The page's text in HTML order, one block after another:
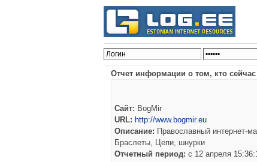
Отчет информации о том, кто
Сайт: BogMir
URL: http://www.bogmir.eu
Описание: Православный интернет-
Браслеты, Цепи, шнурки
Отчетный период: c 12 апреля